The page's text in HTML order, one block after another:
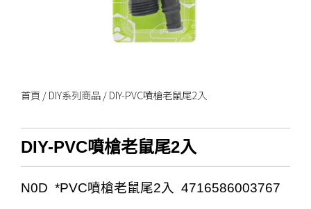
首頁 /DIY系列商品/ DIY-PVC噴槍老鼠尾2入
DIY-PVC噴槍老鼠尾2入
N0D *PVC噴槍老鼠尾2入 4716586003767